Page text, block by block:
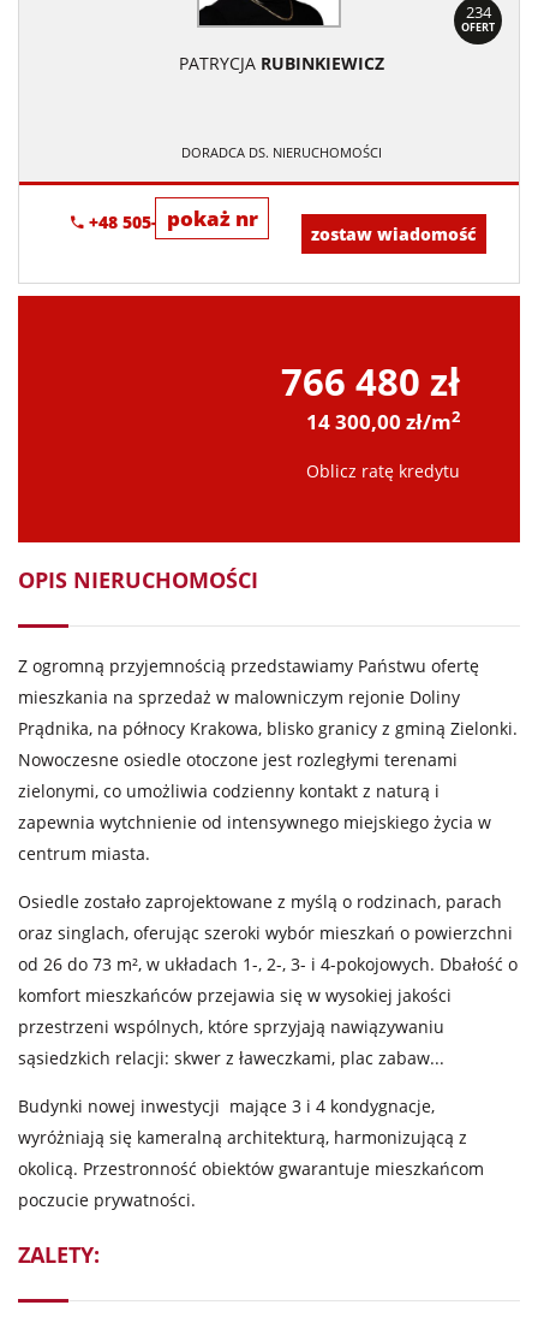
234
OFERT
PATRYCJA RUBINKIEWICZ
DORADCA DS. NIERUCHOMOŚCI
pokaż nr
+48 505-236-943
zostaw wiadomość
766 480 zł
14 300,00 zł/m2
Oblicz ratę kredytu
OPIS NIERUCHOMOŚCI
Z ogromną przyjemnością przedstawiamy Państwu ofertę
mieszkania na sprzedaż w malowniczym rejonie Doliny
Prądnika, na północy Krakowa, blisko granicy z gminą Zielonki.
Nowoczesne osiedle otoczone jest rozległymi terenami
zielonymi, co umożliwia codzienny kontakt z naturą i
zapewnia wytchnienie od intensywnego miejskiego życia w
centrum miasta.
Osiedle zostało zaprojektowane z myślą o rodzinach, parach
oraz singlach, oferując szeroki wybór mieszkań o powierzchni
od 26 do 73 m², w układach 1-, 2-, 3- i 4-pokojowych. Dbałość o
komfort mieszkańców przejawia się w wysokiej jakości
przestrzeni wspólnych, które sprzyjają nawiązywaniu
sąsiedzkich relacji: skwer z ławeczkami, plac zabaw...
Budynki nowej inwestycji mające 3 i 4 kondygnacje,
wyróżniają się kameralną architekturą, harmonizującą z
okolicą. Przestronność obiektów gwarantuje mieszkańcom
poczucie prywatności.
ZALETY: